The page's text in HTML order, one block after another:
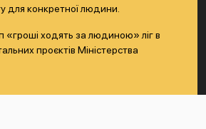
для конкретної людини.
«гроші ходять за людиною» ліг в
проєктів Міністерства